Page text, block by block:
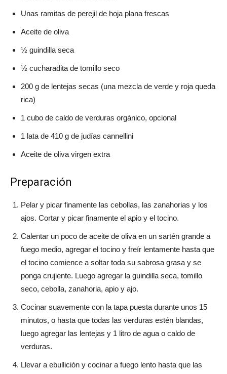
Unas ramitas de perejil de hoja plana frescas
Aceite de oliva
½ guindilla seca
½ cucharadita de tomillo seco
200 g de lentejas secas (una mezcla de verde y roja queda
rica)
1 cubo de caldo de verduras orgánico, opcional
1 lata de 410 g de judías cannellini
Aceite de oliva virgen extra
Preparación
Pelar y picar finamente las cebollas, las zanahorias y los
ajos. Cortar y picar finamente el apio y el tocino.
Calentar un poco de aceite de oliva en un sartén grande a
fuego medio, agregar el tocino y freír lentamente hasta que
el tocino comience a soltar toda su sabrosa grasa y se
ponga crujiente. Luego agregar la guindilla seca, tomillo
seco, cebolla, zanahoria, apio y ajo.
Cocinar suavemente con la tapa puesta durante unos 15
minutos, o hasta que todas las verduras estén blandas,
luego agregar las lentejas y 1 litro de agua o caldo de
verduras.
Llevar a ebullición y cocinar a fuego lento hasta que las